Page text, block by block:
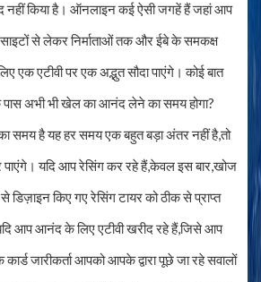
नहीं किया है। ऑनलाइन कई ऐसी जगहें हैं जहां आप
से लेकर निर्माताओं तक और ईबे के समकक्ष
एक एटीवी पर एक अद्भुत सौदा पाएंगे। कोई बात
अभी भी खेल का आनंद लेने का समय होगा?
समय है यह हर समय एक बहुत बड़ा अंतर नहीं है,तो
यदि आप रेसिंग कर रहे हैं,केवल इस बार,खोज
किए गए रेसिंग टायर को ठीक से प्राप्त
आप आनंद के लिए एटीवी खरीद रहे हैं,जिसे आप
जारीकर्ता आपको आपके द्वारा पूछे जा रहे सवालों